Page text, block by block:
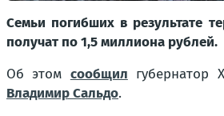
Семьи погибших в результате
получат по 1,5 миллиона рублей.
Об этом сообщил губернатор
Владимир Сальдо.